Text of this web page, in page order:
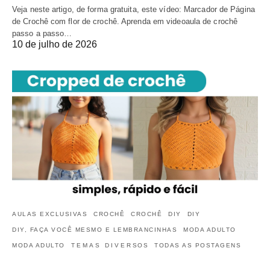
Veja neste artigo, de forma gratuita, este vídeo: Marcador de Página
de Crochê com flor de crochê. Aprenda em videoaula de crochê
passo a passo…
10 de julho de 2026
AULAS EXCLUSIVAS CROCHÊ CROCHÊ DIY DIY
DIY, FAÇA VOCÊ MESMO E LEMBRANCINHAS MODA ADULTO
MODA ADULTO TEMAS DIVERSOS TODAS AS POSTAGENS